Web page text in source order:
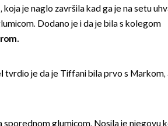
, koja je naglo završila kad ga je na setu
Dodano je i da je bila s kolegom
tvrdio je da je Tiffani bila prvo s Markom,